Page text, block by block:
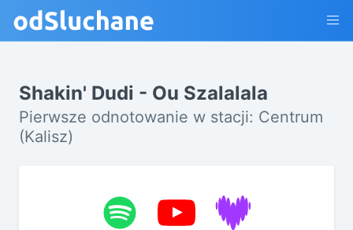
Shakin' Dudi - Ou Szalalala
Pierwsze odnotowanie w stacji: Centrum
(Kalisz)